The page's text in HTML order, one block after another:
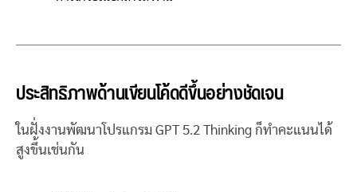
ประสิทธิภาพด้านเขียนโค้ดดีขึ้นอย่างชัดเจน
ในฝั่งงานพัฒนาโปรแกรม GPT 5.2 Thinking ก็ทำคะแนนได้
สูงขึ้นเช่นกัน